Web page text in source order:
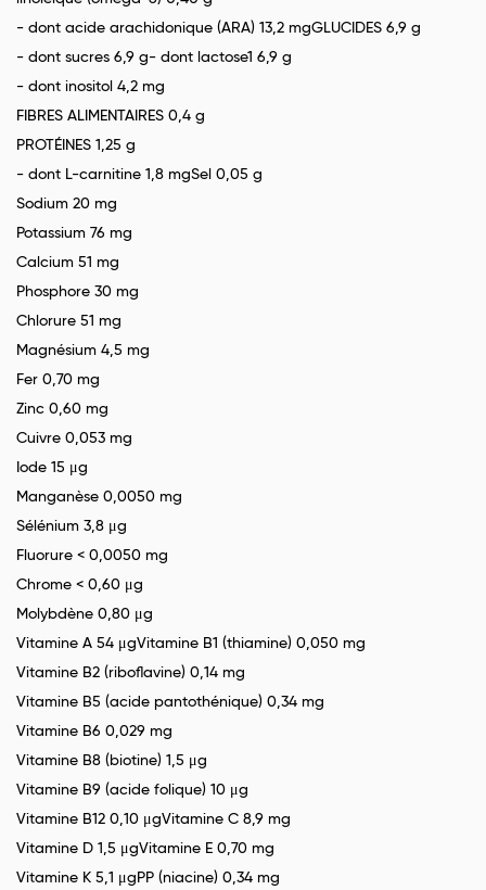
- dont acide arachidonique (ARA) 13,2 mgGLUCIDES 6,9 g
- dont sucres 6,9 g- dont lactose1 6,9 g
- dont inositol 4,2 mg
FIBRES ALIMENTAIRES 0,4 g
PROTÉINES 1,25 g
- dont L-carnitine 1,8 mgSel 0,05 g
Sodium 20 mg
Potassium 76 mg
Calcium 51 mg
Phosphore 30 mg
Chlorure 51 mg
Magnésium 4,5 mg
Fer 0,70 mg
Zinc 0,60 mg
Cuivre 0,053 mg
Iode 15 μg
Manganèse 0,0050 mg
Sélénium 3,8 μg
Fluorure < 0,0050 mg
Chrome < 0,60 μg
Molybdène 0,80 μg
Vitamine A 54 μgVitamine B1 (thiamine) 0,050 mg
Vitamine B2 (riboflavine) 0,14 mg
Vitamine B5 (acide pantothénique) 0,34 mg
Vitamine B6 0,029 mg
Vitamine B8 (biotine) 1,5 μg
Vitamine B9 (acide folique) 10 μg
Vitamine B12 0,10 μgVitamine C 8,9 mg
Vitamine D 1,5 μgVitamine E 0,70 mg
Vitamine K 5,1 μgPP (niacine) 0,34 mg